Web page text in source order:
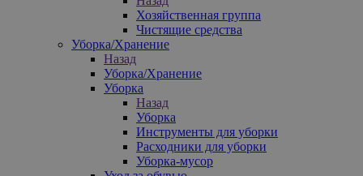
Хозяйственная группа
Чистящие средства
Уборка/Хранение
Назад
Уборка/Хранение
Уборка
Назад
Уборка
Инструменты для уборки
Расходники для уборки
Уборка-мусор